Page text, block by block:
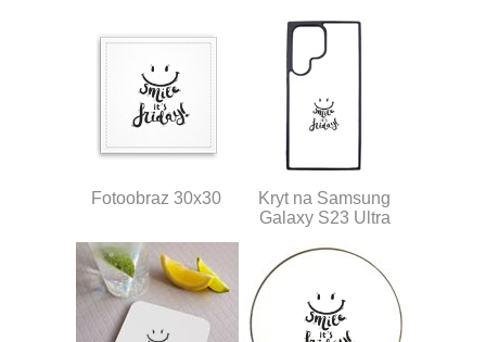
Fotoobraz 30x30
Kryt na Samsung
Galaxy S23 Ultra